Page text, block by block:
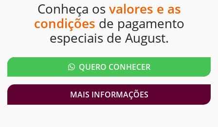
Conheça os valores e as
condições de pagamento
especiais de August.
QUERO CONHECER
MAIS INFORMAÇÕES